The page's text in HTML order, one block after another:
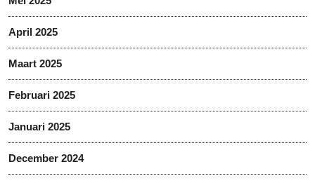
April 2025
Maart 2025
Februari 2025
Januari 2025
December 2024